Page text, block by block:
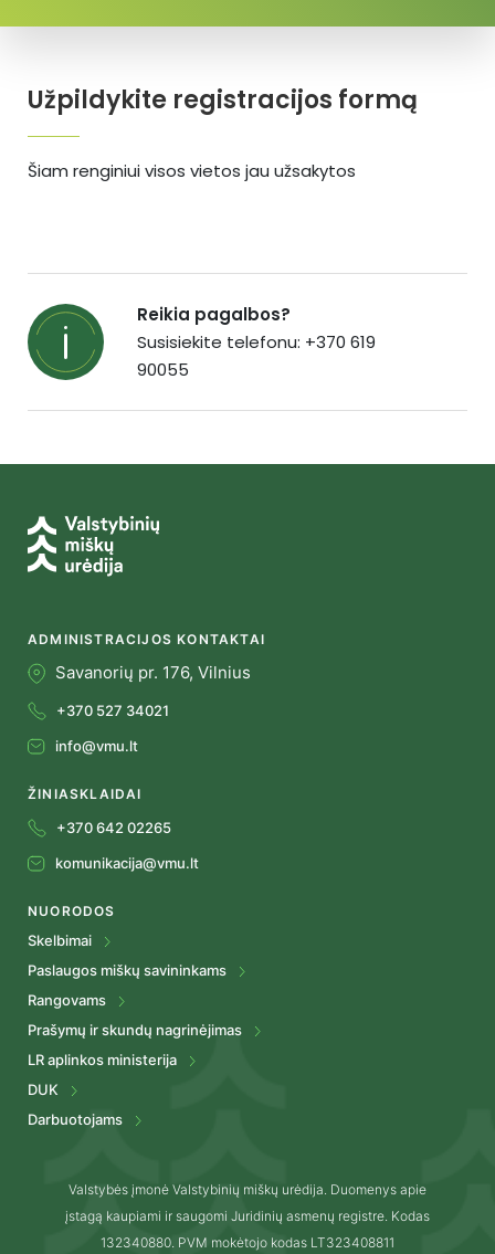
Užpildykite registracijos formą
Šiam renginiui visos vietos jau užsakytos
Reikia pagalbos?
Susisiekite telefonu: +370 619
90055
ADMINISTRACIJOS KONTAKTAI
Savanorių pr. 176, Vilnius
+370 527 34021
info@vmu.lt
ŽINIASKLAIDAI
+370 642 02265
komunikacija@vmu.lt
NUORODOS
Skelbimai
Paslaugos miškų savininkams
Rangovams
Prašymų ir skundų nagrinėjimas
LR aplinkos ministerija
DUK
Darbuotojams
Valstybės įmonė Valstybinių miškų urėdija. Duomenys apie
įstagą kaupiami ir saugomi Juridinių asmenų registre. Kodas
132340880. PVM mokėtojo kodas LT323408811